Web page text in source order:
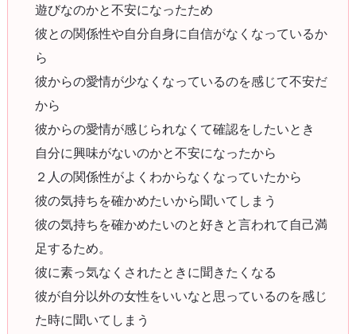
遊びなのかと不安になったため
彼との関係性や自分自身に自信がなくなっているか
ら
彼からの愛情が少なくなっているのを感じて不安だ
から
彼からの愛情が感じられなくて確認をしたいとき
自分に興味がないのかと不安になったから
２人の関係性がよくわからなくなっていたから
彼の気持ちを確かめたいから聞いてしまう
彼の気持ちを確かめたいのと好きと言われて自己満
足するため。
彼に素っ気なくされたときに聞きたくなる
彼が自分以外の女性をいいなと思っているのを感じ
た時に聞いてしまう